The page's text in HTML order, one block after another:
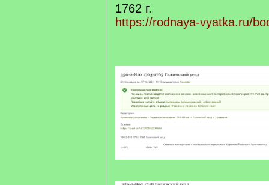
1762 г.
https://rodnaya-vyatka.ru/